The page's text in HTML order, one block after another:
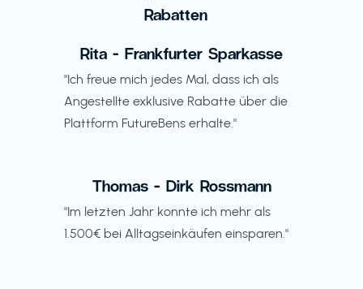
Rabatten
Rita - Frankfurter Sparkasse
"Ich freue mich jedes Mal, dass ich als
Angestellte exklusive Rabatte über die
Plattform FutureBens erhalte."
Thomas - Dirk Rossmann
"Im letzten Jahr konnte ich mehr als
1.500€ bei Alltagseinkäufen einsparen."